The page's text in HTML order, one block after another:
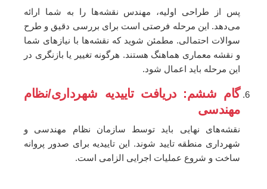
پس از طراحی اولیه، مهندس نقشه‌ها را به شما ارائه
می‌دهد. این مرحله فرصتی است برای بررسی دقیق و طرح
سوالات احتمالی. مطمئن شوید که نقشه‌ها با نیازهای شما
و نقشه معماری هماهنگ هستند. هرگونه تغییر یا بازنگری در
این مرحله باید اعمال شود.
گام ششم: دریافت تاییدیه شهرداری/نظام
مهندسی
نقشه‌های نهایی باید توسط سازمان نظام مهندسی و
شهرداری منطقه تایید شوند. این تاییدیه برای صدور پروانه
ساخت و شروع عملیات اجرایی الزامی است.